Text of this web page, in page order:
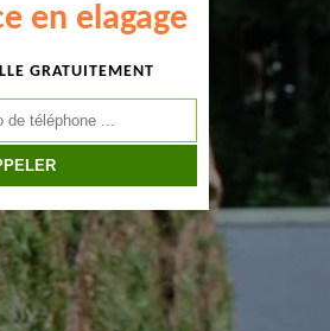
en elagage
GRATUITEMENT